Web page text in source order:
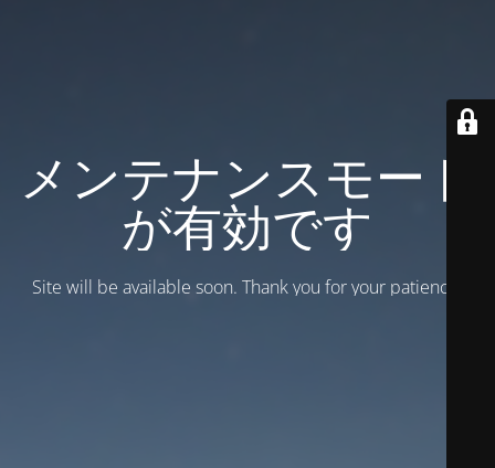
メンテナンスモード
が有効です
Site will be available soon. Thank you for your patience!